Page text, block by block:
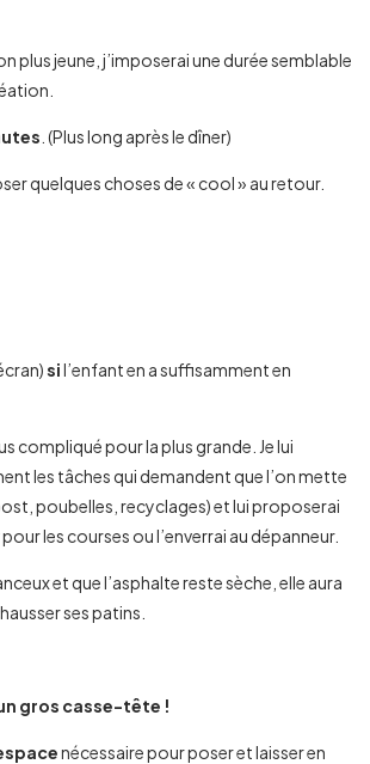
plus jeune, j’imposerai une durée semblable
. (Plus long après le dîner)
quelques choses de « cool » au retour.
sil’enfant en a suffisamment en
compliqué pour la plus grande. Je lui
les tâches qui demandent que l’on mette
poubelles, recyclages) et lui proposerai
les courses ou l’enverrai au dépanneur.
et que l’asphalte reste sèche, elle aura
ses patins.
gros casse-tête !
nécessaire pour poser et laisser en